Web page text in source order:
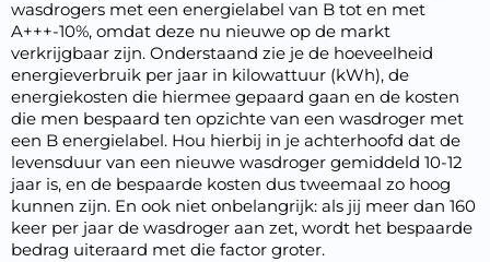
wasdrogers met een energielabel van B tot en met
A+++-10%, omdat deze nu nieuwe op de markt
verkrijgbaar zijn. Onderstaand zie je de hoeveelheid
energieverbruik per jaar in kilowattuur (kWh), de
energiekosten die hiermee gepaard gaan en de kosten
die men bespaard ten opzichte van een wasdroger met
een B energielabel. Hou hierbij in je achterhoofd dat de
levensduur van een nieuwe wasdroger gemiddeld 10-12
jaar is, en de bespaarde kosten dus tweemaal zo hoog
kunnen zijn. En ook niet onbelangrijk: als jij meer dan 160
keer per jaar de wasdroger aan zet, wordt het bespaarde
bedrag uiteraard met die factor groter.